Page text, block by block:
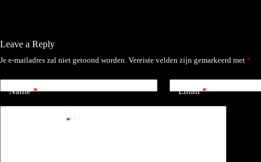
Leave a Reply
Je e-mailadres zal niet getoond worden. Vereiste velden zijn gemarkeerd met *
Name* Email*
*